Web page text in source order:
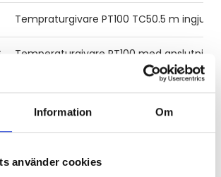
Information Om
använder cookies
Tempraturgivare PT100 TC50.5 m
Temperaturgivare PT100 med
Temperaturgivare PT100 med clamp 1''-